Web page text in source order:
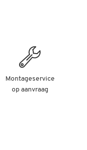
Montageservice
op aanvraag